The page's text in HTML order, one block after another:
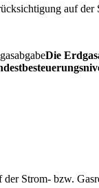
auf der
Die
Strom- bzw.